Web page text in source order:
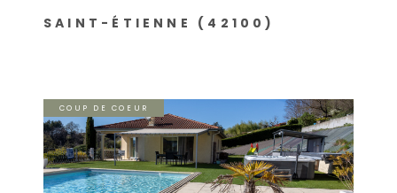
SAINT-ÉTIENNE (42100)
COUP DE COEUR
VOIR LE BIEN